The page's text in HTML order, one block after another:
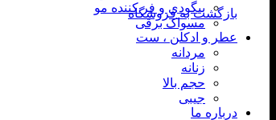
بازگشت به فروشگاه
بیگودی و فر کننده مو
مسواک برقی
عطر و ادکلن ، ست
مردانه
زنانه
حجم بالا
جیبی
درباره ما